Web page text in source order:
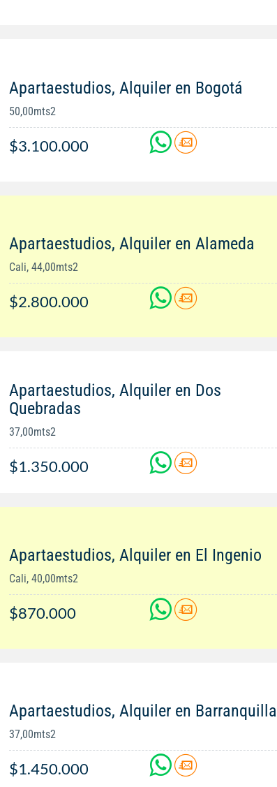
Apartaestudios, Alquiler en Bogotá
50,00mts2
$3.100.000
Apartaestudios, Alquiler en Alameda
Cali, 44,00mts2
$2.800.000
Apartaestudios, Alquiler en Dos
Quebradas
37,00mts2
$1.350.000
Apartaestudios, Alquiler en El Ingenio
Cali, 40,00mts2
$870.000
Apartaestudios, Alquiler en Barranquilla
37,00mts2
$1.450.000